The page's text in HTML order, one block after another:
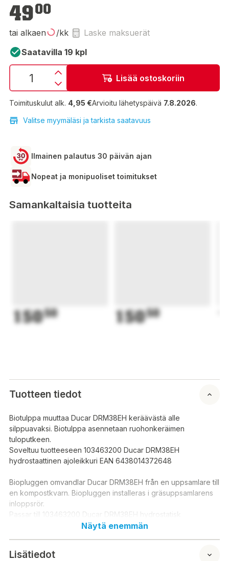
4900
tai alkaen /kk
Laske maksuerät
Saatavilla 19 kpl
Lisää ostoskoriin
Toimituskulut alk. 4,95 €Arvioitu lähetyspäivä 7.8.2026.
Valitse myymäläsi ja tarkista saatavuus
Ilmainen palautus 30 päivän ajan
Nopeat ja monipuoliset toimitukset
Samankaltaisia tuotteita
15050 15050
Tuotteen tiedot
Biotulppa muuttaa Ducar DRM38EH keräävästä alle
silppuavaksi. Biotulppa asennetaan ruohonkeräimen
tuloputkeen.
Soveltuu tuotteeseen 103463200 Ducar DRM38EH
hydrostaattinen ajoleikkuri EAN 6438014372648
Biopluggen omvandlar Ducar DRM38EH från en uppsamlare till
en kompostkvarn. Biopluggen installeras i gräsuppsamlarens
inloppsrör.
Passar till 103463200 Ducar DRM38EH hydrostatisk
gräsklippare EAN 6438014372648
Näytä enemmän
Lisätiedot